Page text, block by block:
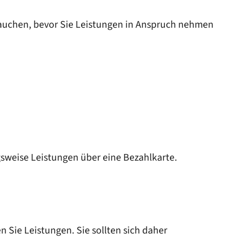
bevor Sie Leistungen in Anspruch nehmen
Leistungen über eine Bezahlkarte.
Sie Leistungen. Sie sollten sich daher